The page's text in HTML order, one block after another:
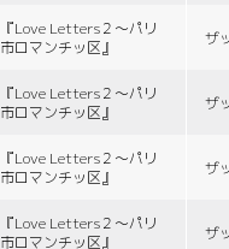
『Love Letters２〜パリ
市ロマンチッ区』
ザ
『Love Letters２〜パリ
市ロマンチッ区』
ザ
『Love Letters２〜パリ
市ロマンチッ区』
ザ
『Love Letters２〜パリ
市ロマンチッ区』
ザ